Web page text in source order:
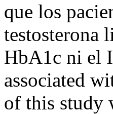
que los
testosterona
HbA1c ni el
associated
of this study